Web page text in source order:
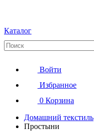
Каталог
Войти
Избранное
0 Корзина
Домашний текстиль
Простыни